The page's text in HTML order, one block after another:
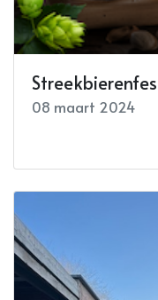
08 maart 2024